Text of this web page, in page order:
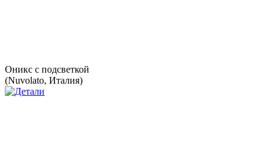
Оникс с подсветкой
(Nuvolato, Италия)